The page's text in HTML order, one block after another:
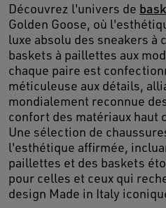
Découvrez l'univers de
Golden Goose, où
luxe absolu des sneakers à
baskets à paillettes aux
chaque paire est
méticuleuse aux détails,
mondialement reconnue
confort des matériaux haut
Une sélection de
l'esthétique affirmée,
paillettes et des baskets
pour celles et ceux qui
design Made in Italy